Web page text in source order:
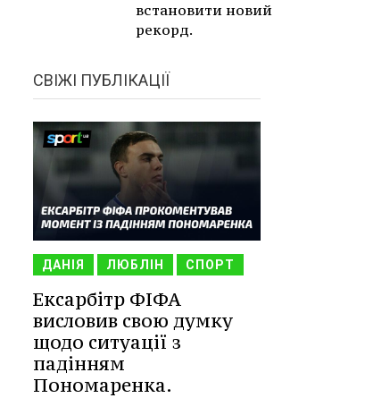
встановити новий
рекорд.
СВІЖІ ПУБЛІКАЦІЇ
ДАНІЯ ЛЮБЛІН СПОРТ
Ексарбітр ФІФА
висловив свою думку
щодо ситуації з
падінням
Пономаренка.